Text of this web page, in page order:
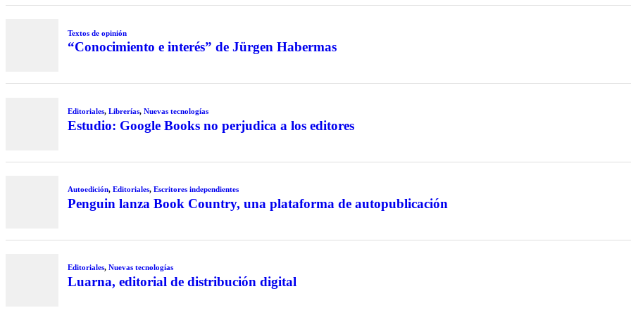
Textos de opinión
“Conocimiento e interés” de Jürgen Habermas
Editoriales, Librerías, Nuevas tecnologías
Estudio: Google Books no perjudica a los editores
Autoedición, Editoriales, Escritores independientes
Penguin lanza Book Country, una plataforma de autopublicación
Editoriales, Nuevas tecnologías
Luarna, editorial de distribución digital